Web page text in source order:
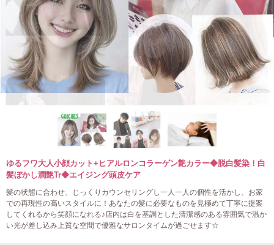
ゆるフワ大人小顔カット+ヒアルロンコラーゲン艶カラー◆脱白髪染！白
髪ぼかし潤艶Tr◆エイジング頭皮ケア
髪の状態に合わせ、じっくりカウンセリングし一人一人の個性を活かし、お家
での再現性の高いスタイルに！あなたの髪に必要なものを見極めて丁寧に提案
してくれるから笑顔になれる♪店内は白を基調とした清潔感のある雰囲気で温か
い光が差し込み上質な空間で優雅なサロンタイムが過ごせます☆